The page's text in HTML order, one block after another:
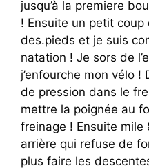
jusqu’à la premiere
! Ensuite un petit
des.pieds et je suis
natation ! Je sors de
j’enfourche mon vélo !
de pression dans le
mettre la poignée au
freinage ! Ensuite mile
arrière qui refuse de
plus faire les